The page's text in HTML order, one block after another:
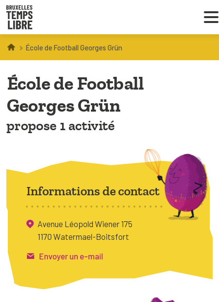
Infos parents
Droit au loisir
Coordinations ATL
VOUS CHERCHEZ DES ACTIVITÉS
À BRUXELLES
FAQ
École de Football Georges Grün
École de Football
Georges Grün
propose 1 activité
Informations de contact
Avenue Léopold Wiener 175
1170 Watermael-Boitsfort
Envoyer un e-mail